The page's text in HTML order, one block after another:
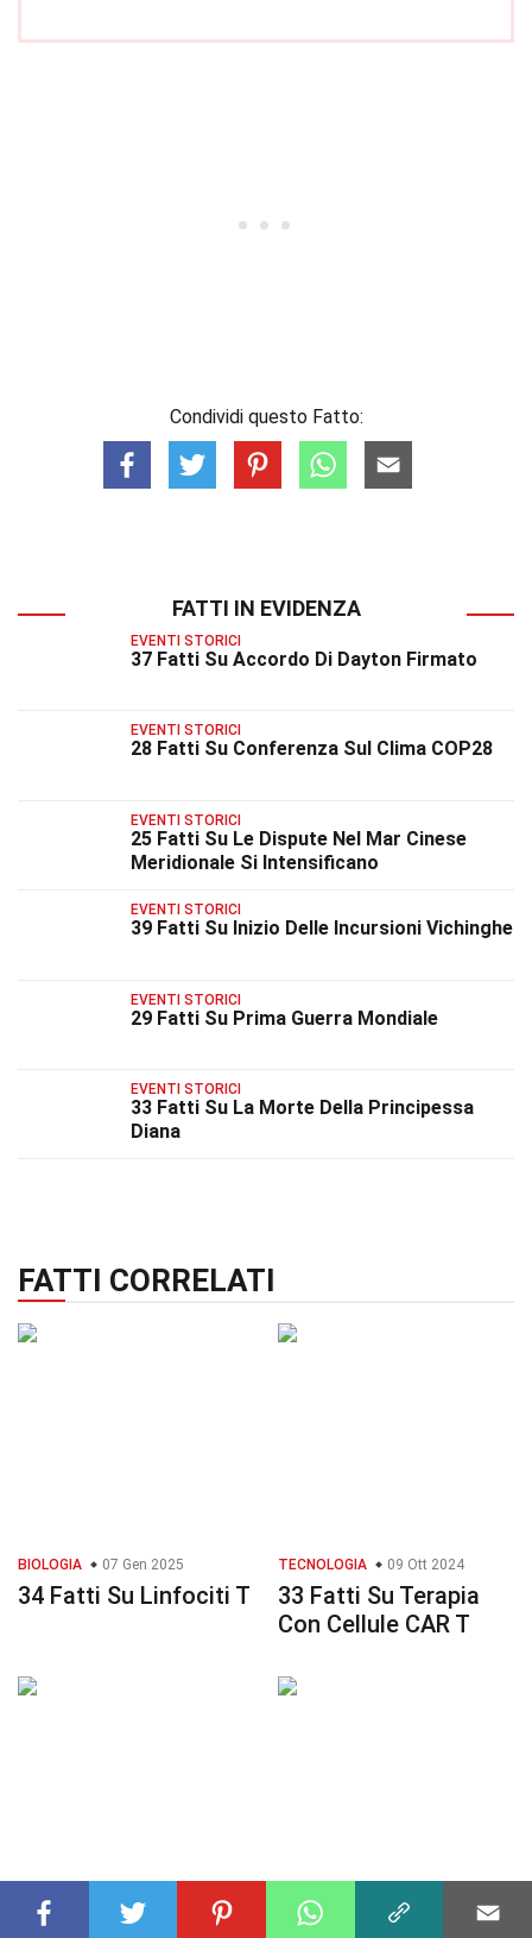
Condividi questo Fatto:
FATTI IN EVIDENZA
EVENTI STORICI
37 Fatti Su Accordo Di Dayton Firmato
EVENTI STORICI
28 Fatti Su Conferenza Sul Clima COP28
EVENTI STORICI
25 Fatti Su Le Dispute Nel Mar Cinese
Meridionale Si Intensificano
EVENTI STORICI
39 Fatti Su Inizio Delle Incursioni Vichinghe
EVENTI STORICI
29 Fatti Su Prima Guerra Mondiale
EVENTI STORICI
33 Fatti Su La Morte Della Principessa
Diana
FATTI CORRELATI
BIOLOGIA 07 Gen 2025
34 Fatti Su Linfociti T
TECNOLOGIA 09 Ott 2024
33 Fatti Su Terapia
Con Cellule CAR T
UNIVERSO 24 Ott 2024 TRASPORTI 05 Dic 2024